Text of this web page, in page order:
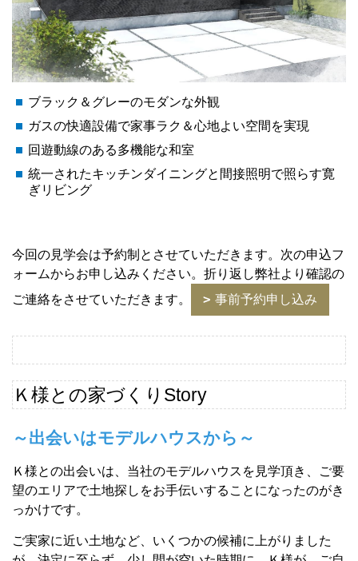
ブラック＆グレーのモダンな外観
ガスの快適設備で家事ラク＆心地よい空間を実現
回遊動線のある多機能な和室
統一されたキッチンダイニングと間接照明で照らす寛
ぎリビング
今回の見学会は予約制とさせていただきます。次の申込フ
ォームからお申し込みください。折り返し弊社より確認の
ご連絡をさせていただきます。
事前予約申し込み
Ｋ様との家づくりStory
～出会いはモデルハウスから～
Ｋ様との出会いは、当社のモデルハウスを見学頂き、ご要
望のエリアで土地探しをお手伝いすることになったのがき
っかけです。
ご実家に近い土地など、いくつかの候補に上がりました